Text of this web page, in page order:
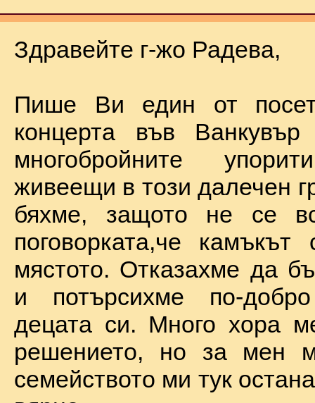
Здравейте г-жо Радева,
Пише Ви един от
концерта във
многобройните
живеещи в този далечен
бяхме, защото не се
поговорката,че
мястото. Отказахме да
и потърсихме по-
децата си. Много хора
решението, но за мен
семейството ми тук